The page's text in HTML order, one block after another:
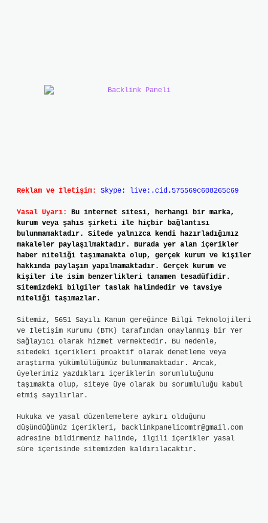
Reklam ve İletişim: Skype: live:.cid.575569c608265c69
Yasal Uyarı:
Bu internet sitesi, herhangi bir marka,
kurum veya şahıs şirketi ile hiçbir bağlantısı
bulunmamaktadır. Sitede yalnızca kendi hazırladığımız
makaleler paylaşılmaktadır. Burada yer alan içerikler
haber niteliği taşımamakta olup, gerçek kurum ve kişiler
hakkında paylaşım yapılmamaktadır. Gerçek kurum ve
kişiler ile isim benzerlikleri tamamen tesadüfidir.
Sitemizdeki bilgiler taslak halindedir ve tavsiye
niteliği taşımazlar.
Sitemiz, 5651 Sayılı Kanun gereğince Bilgi Teknolojileri
ve İletişim Kurumu (BTK) tarafından onaylanmış bir Yer
Sağlayıcı olarak hizmet vermektedir. Bu nedenle,
sitedeki içerikleri proaktif olarak denetleme veya
araştırma yükümlülüğümüz bulunmamaktadır. Ancak,
üyelerimiz yazdıkları içeriklerin sorumluluğunu
taşımakta olup, siteye üye olarak bu sorumluluğu kabul
etmiş sayılırlar.
Hukuka ve yasal düzenlemelere aykırı olduğunu
düşündüğünüz içerikleri, backlinkpanelicomtr@gmail.com
adresine bildirmeniz halinde, ilgili içerikler yasal
süre içerisinde sitemizden kaldırılacaktır.